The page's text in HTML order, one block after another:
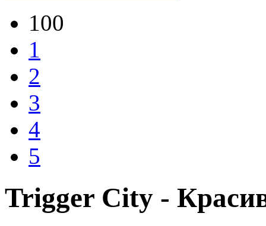
100
1
2
3
4
5
Trigger City -